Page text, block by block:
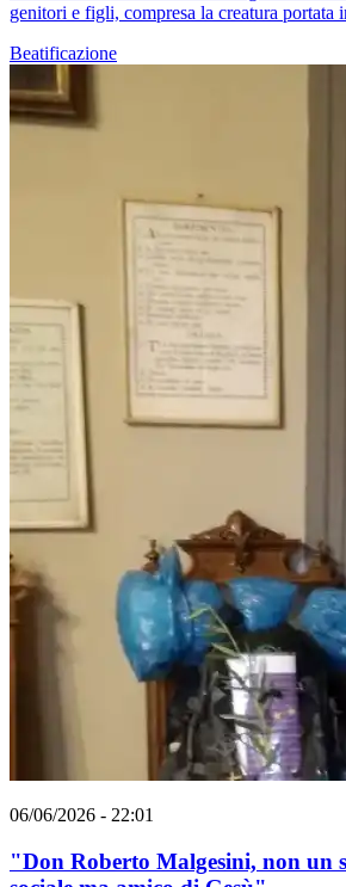
genitori e figli, compresa la creatura portata
Beatificazione
06/06/2026 - 22:01
"Don Roberto Malgesini, non un